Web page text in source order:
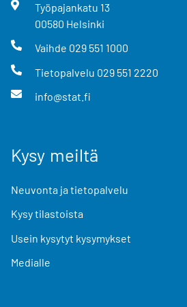
Työpajankatu 13
00580 Helsinki
Vaihde 029 551 1000
Tietopalvelu 029 551 2220
info@stat.fi
Kysy meiltä
Neuvonta ja tietopalvelu
Kysy tilastoista
Usein kysytyt kysymykset
Medialle